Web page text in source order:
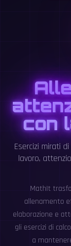
con
Esercizi mirati
lavoro,
MathIt
allenamento
elaborazione e
gli esercizi di
a